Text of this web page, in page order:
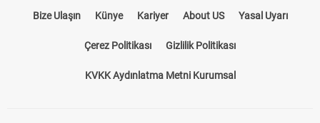
Bize Ulaşın Künye Kariyer About US Yasal Uyarı
Çerez Politikası Gizlilik Politikası
KVKK Aydınlatma Metni Kurumsal